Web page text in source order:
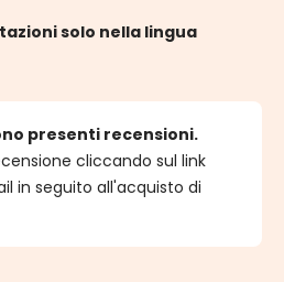
solo nella lingua
presenti recensioni.
cliccando sul link
in seguito all'acquisto di